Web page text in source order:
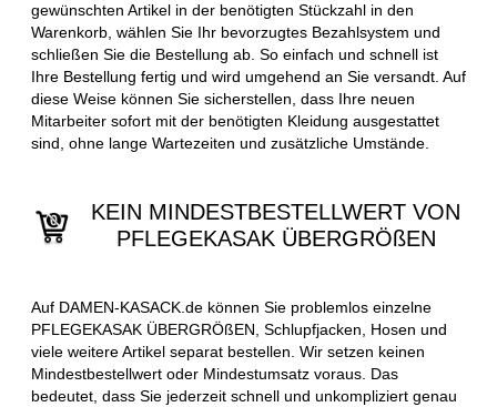
gewünschten Artikel in der benötigten Stückzahl in den
Warenkorb, wählen Sie Ihr bevorzugtes Bezahlsystem und
schließen Sie die Bestellung ab. So einfach und schnell ist
Ihre Bestellung fertig und wird umgehend an Sie versandt. Auf
diese Weise können Sie sicherstellen, dass Ihre neuen
Mitarbeiter sofort mit der benötigten Kleidung ausgestattet
sind, ohne lange Wartezeiten und zusätzliche Umstände.
KEIN MINDESTBESTELLWERT VON
PFLEGEKASAK ÜBERGRÖßEN
Auf DAMEN-KASACK.de können Sie problemlos einzelne
PFLEGEKASAK ÜBERGRÖßEN, Schlupfjacken, Hosen und
viele weitere Artikel separat bestellen. Wir setzen keinen
Mindestbestellwert oder Mindestumsatz voraus. Das
bedeutet, dass Sie jederzeit schnell und unkompliziert genau